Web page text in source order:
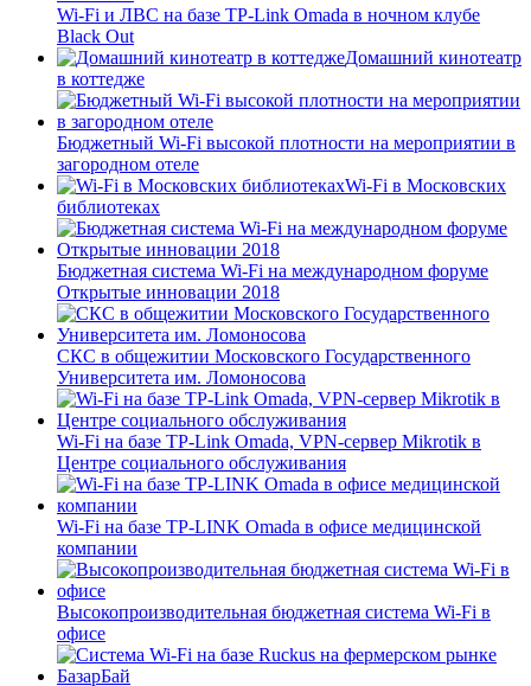
Wi-Fi и ЛВС на базе TP-Link Omada в ночном клубе
Black Out
Домашний кинотеатр
в коттедже
Бюджетный Wi-Fi высокой плотности на мероприятии в
загородном отеле
Wi-Fi в Московских
библиотеках
Бюджетная система Wi-Fi на международном форуме
Открытые инновации 2018
СКС в общежитии Московского Государственного
Университета им. Ломоносова
Wi-Fi на базе TP-Link Omada, VPN-сервер Mikrotik в
Центре социального обслуживания
Wi-Fi на базе TP-LINK Omada в офисе медицинской
компании
Высокопроизводительная бюджетная система Wi-Fi в
офисе